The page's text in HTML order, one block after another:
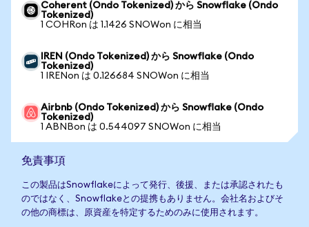
Coherent (Ondo Tokenized) から Snowflake (Ondo
Tokenized)
1 COHRon は 1.1426 SNOWon に相当
IREN (Ondo Tokenized) から Snowflake (Ondo
Tokenized)
1 IRENon は 0.126684 SNOWon に相当
Airbnb (Ondo Tokenized) から Snowflake (Ondo
Tokenized)
1 ABNBon は 0.544097 SNOWon に相当
免責事項
この製品はSnowflakeによって発行、後援、または承認されたも
のではなく、Snowflakeとの提携もありません。会社名およびそ
の他の商標は、原資産を特定するためのみに使用されます。